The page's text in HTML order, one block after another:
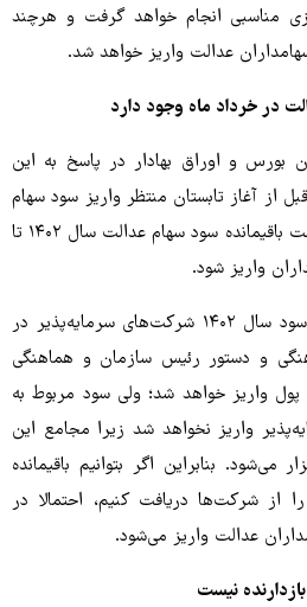
مناسبی انجام خواهد گرفت و هرچند
عدالت واریز خواهد شد.
در خرداد ماه وجود دارد
بورس و اوراق بهادار در پاسخ به این
از آغاز تابستان منتظر واریز سود سهام
عدالت باشند؟، گفت: ممکن است باقیمانده سود سهام عدالت سال ۱۴۰۲ تا
واریز شود.
به گفته جعفری، اگر باقیمانده سود سال ۱۴۰۲ شرکت‌های سرمایه‌پذیر در
و دستور رئیس سازمان و هماهنگی
پول واریز خواهد شد؛ ولی سود مربوط به
سرمایه‌پذیر واریز نخواهد شد زیرا مجامع این
در تیرماه ۱۴۰۴ برگزار می‌شود. بنابراین اگر بتوانیم باقیمانده
سود سهام عدالت سال ۱۴۰۲ را از شرکت‌ها دریافت کنیم، احتمالا در
عدالت واریز می‌شود.
نیست